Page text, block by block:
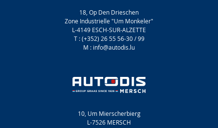
18, Op Den Drieschen
Zone Industrielle "Um Monkeler"
L-4149 ESCH-SUR-ALZETTE
T : (+352) 26 55 56-30 / 99
M : info@autodis.lu
10, Um Mierscherbierg
L-7526 MERSCH